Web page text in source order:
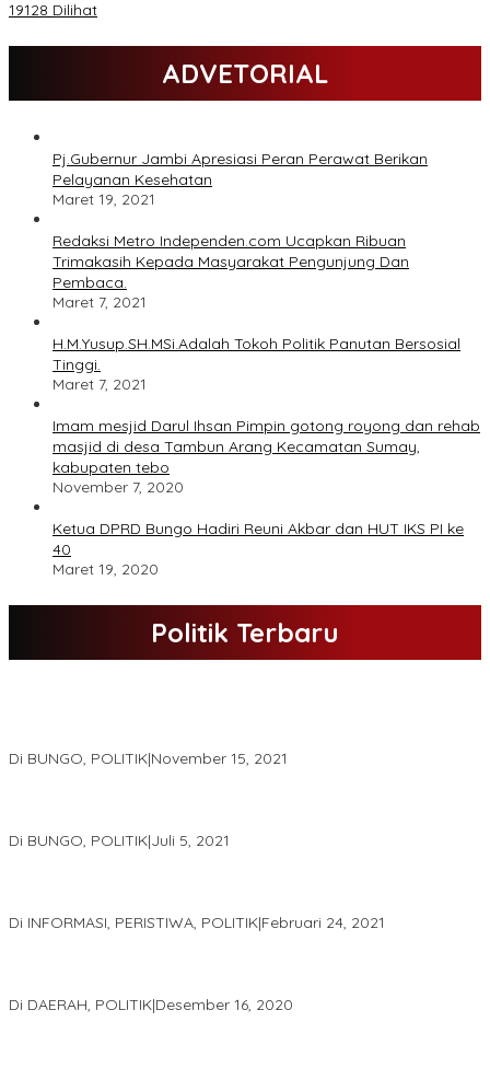
19128 Dilihat
ADVETORIAL
Pj.Gubernur Jambi Apresiasi Peran Perawat Berikan
Pelayanan Kesehatan
Maret 19, 2021
Redaksi Metro Independen.com Ucapkan Ribuan
Trimakasih Kepada Masyarakat Pengunjung Dan
Pembaca.
Maret 7, 2021
H.M.Yusup.SH.MSi.Adalah Tokoh Politik Panutan Bersosial
Tinggi.
Maret 7, 2021
Imam mesjid Darul Ihsan Pimpin gotong royong dan rehab
masjid di desa Tambun Arang Kecamatan Sumay,
kabupaten tebo
November 7, 2020
Ketua DPRD Bungo Hadiri Reuni Akbar dan HUT IKS PI ke
40
Maret 19, 2020
Politik Terbaru
Di BUNGO, POLITIK|November 15, 2021
Di BUNGO, POLITIK|Juli 5, 2021
Di INFORMASI, PERISTIWA, POLITIK|Februari 24, 2021
Di DAERAH, POLITIK|Desember 16, 2020